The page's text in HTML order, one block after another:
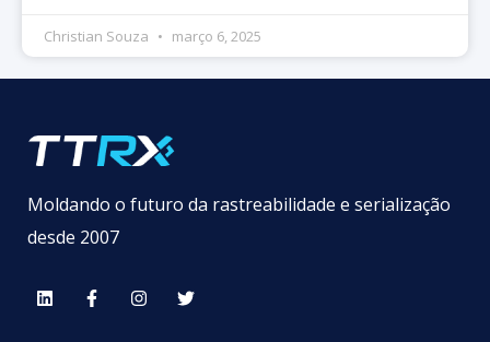
Christian Souza março 6, 2025
Moldando o futuro da rastreabilidade e serialização
desde 2007